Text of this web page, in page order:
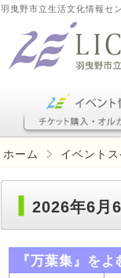
羽曳野市立生活文化情報セ
ホーム イベント
2026年6月
『万葉集』を